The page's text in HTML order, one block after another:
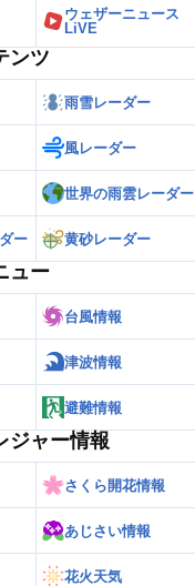
ウェザーニュース
LiVE
ンツ
雨雪レーダー
風レーダー
世界の雨雲レーダー
ー 黄砂レーダー
ュー
台風情報
津波情報
避難情報
ジャー情報
さくら開花情報
あじさい情報
花火天気